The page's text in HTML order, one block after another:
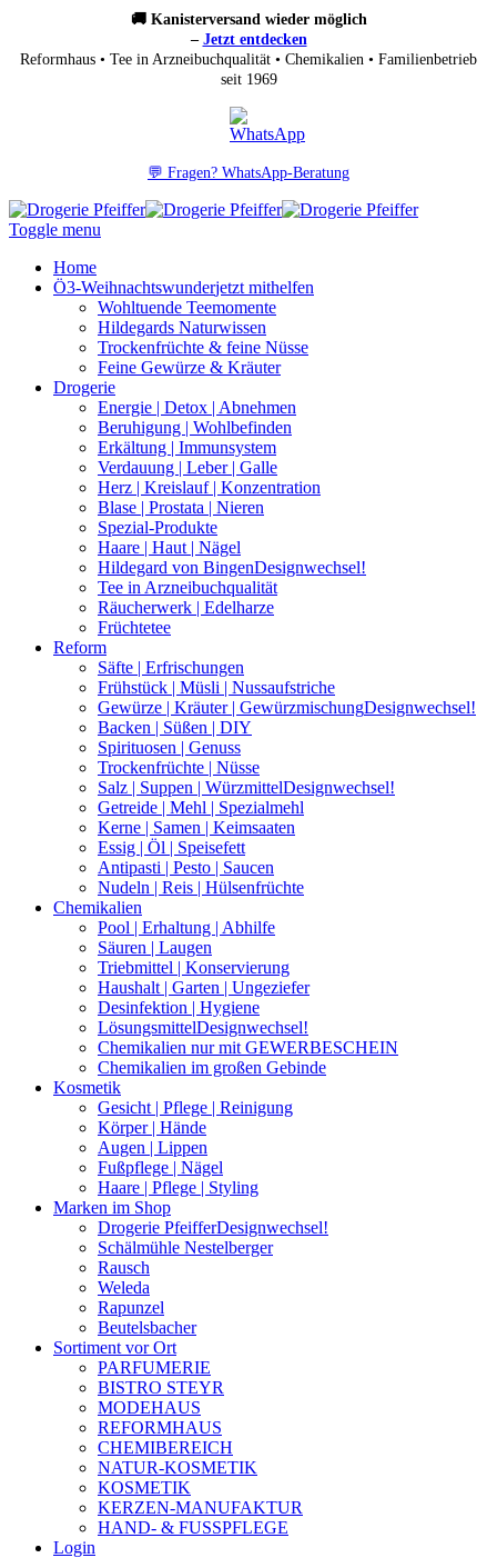
🚚 Kanisterversand wieder möglich
– Jetzt entdecken
Reformhaus • Tee in Arzneibuchqualität • Chemikalien • Familienbetrieb
seit 1969
💬 Fragen? WhatsApp-Beratung
Toggle menu
Home
Ö3-Weihnachtswunderjetzt mithelfen
Wohltuende Teemomente
Hildegards Naturwissen
Trockenfrüchte & feine Nüsse
Feine Gewürze & Kräuter
Drogerie
Energie | Detox | Abnehmen
Beruhigung | Wohlbefinden
Erkältung | Immunsystem
Verdauung | Leber | Galle
Herz | Kreislauf | Konzentration
Blase | Prostata | Nieren
Spezial-Produkte
Haare | Haut | Nägel
Hildegard von BingenDesignwechsel!
Tee in Arzneibuchqualität
Räucherwerk | Edelharze
Früchtetee
Reform
Säfte | Erfrischungen
Frühstück | Müsli | Nussaufstriche
Gewürze | Kräuter | GewürzmischungDesignwechsel!
Backen | Süßen | DIY
Spirituosen | Genuss
Trockenfrüchte | Nüsse
Salz | Suppen | WürzmittelDesignwechsel!
Getreide | Mehl | Spezialmehl
Kerne | Samen | Keimsaaten
Essig | Öl | Speisefett
Antipasti | Pesto | Saucen
Nudeln | Reis | Hülsenfrüchte
Chemikalien
Pool | Erhaltung | Abhilfe
Säuren | Laugen
Triebmittel | Konservierung
Haushalt | Garten | Ungeziefer
Desinfektion | Hygiene
LösungsmittelDesignwechsel!
Chemikalien nur mit GEWERBESCHEIN
Chemikalien im großen Gebinde
Kosmetik
Gesicht | Pflege | Reinigung
Körper | Hände
Augen | Lippen
Fußpflege | Nägel
Haare | Pflege | Styling
Marken im Shop
Drogerie PfeifferDesignwechsel!
Schälmühle Nestelberger
Rausch
Weleda
Rapunzel
Beutelsbacher
Sortiment vor Ort
PARFUMERIE
BISTRO STEYR
MODEHAUS
REFORMHAUS
CHEMIBEREICH
NATUR-KOSMETIK
KOSMETIK
KERZEN-MANUFAKTUR
HAND- & FUSSPFLEGE
Login